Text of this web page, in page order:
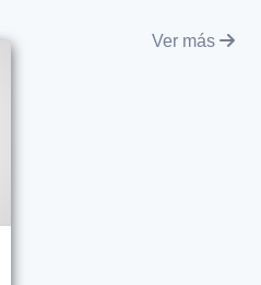
Ver más